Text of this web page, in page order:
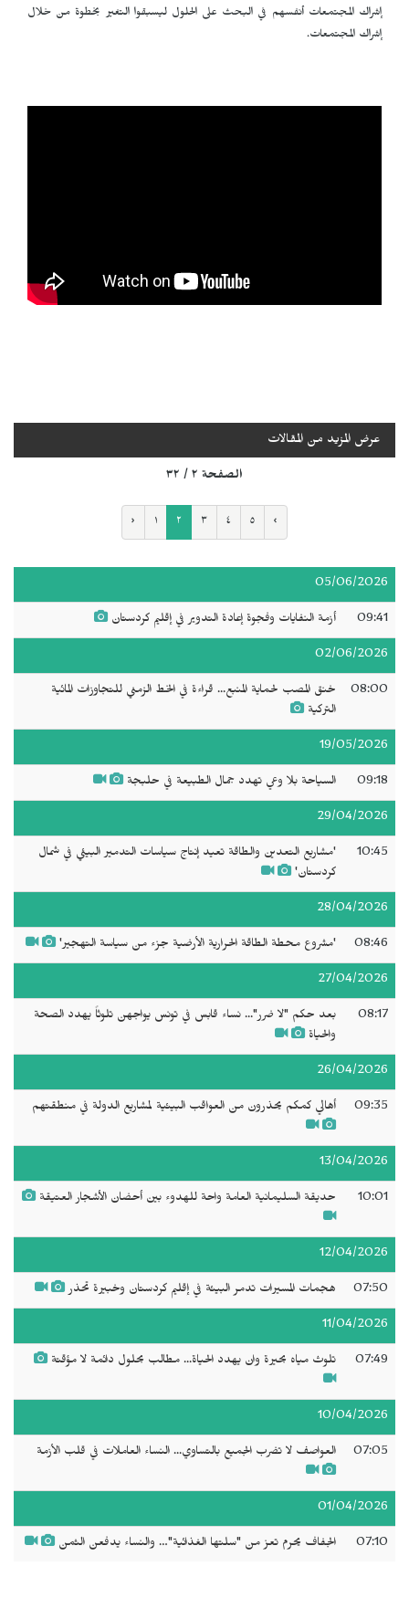
إشراك المجتمعات أنفسهم في البحث على الحلول ليسبقوا التغير بخطوة من خلال
إشراك المجتمعات.
عرض المزيد من المقالات
الصفحة ٢ / ٣٢
‹ ١ ٢ ٣ ٤ ٥ ›
05/06/2026
09:41 أزمة النفايات وفجوة إعادة التدوير في إقليم كردستان
02/06/2026
08:00
خنق المصب لحماية المنبع... قراءة في الخط الزمني للتجاوزات المائية
التركية
19/05/2026
09:18 السياحة بلا وعي تهدد جمال الطبيعة في حلبجة
29/04/2026
10:45
'مشاريع التعدين والطاقة تعيد إنتاج سياسات التدمير البيئي في شمال
كردستان'
28/04/2026
08:46 'مشروع محطة الطاقة الحرارية الأرضية جزء من سياسة التهجير'
27/04/2026
08:17
بعد حكم "لا ضرر"... نساء قابس في تونس يواجهن تلوثاً يهدد الصحة
والحياة
26/04/2026
09:35 أهالي كمكم يحذرون من العواقب البيئية لمشاريع الدولة في منطقتهم
13/04/2026
10:01 حديقة السليمانية العامة واحة للهدوء بين أحضان الأشجار العتيقة
12/04/2026
07:50 هجمات المسيرات تدمر البيئة في إقليم كردستان وخبيرة تحذر
11/04/2026
07:49 تلوث مياه بحيرة وان يهدد الحياة... مطالب بحلول دائمة لا مؤقتة
10/04/2026
07:05 العواصف لا تضرب الجميع بالتساوي... النساء العاملات في قلب الأزمة
01/04/2026
07:10 الجفاف يحرم تعز من "سلتها الغذائية"… والنساء يدفعن الثمن